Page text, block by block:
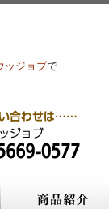
ッジョブで